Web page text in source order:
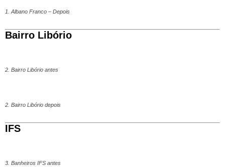
1. Albano Franco – Depois
Bairro Libório
2. Bairro Libório antes
2. Bairro Libório depois
IFS
3. Banheiros IFS antes